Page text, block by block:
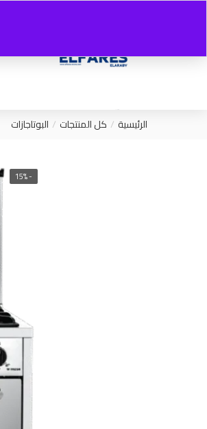
الرئيسية كل المنتجات البوتاجازات
- 15%